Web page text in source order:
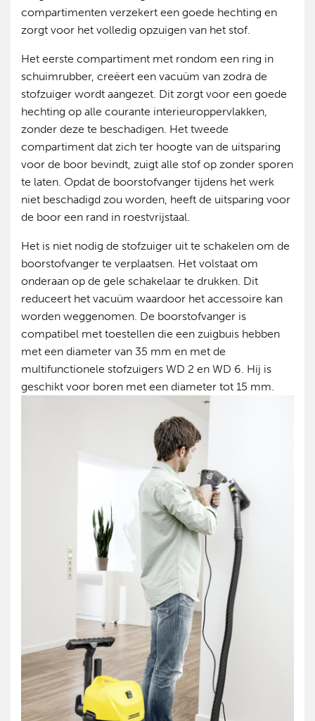
compartimenten verzekert een goede hechting en
zorgt voor het volledig opzuigen van het stof.
Het eerste compartiment met rondom een ring in
schuimrubber, creëert een vacuüm van zodra de
stofzuiger wordt aangezet. Dit zorgt voor een goede
hechting op alle courante interieuroppervlakken,
zonder deze te beschadigen. Het tweede
compartiment dat zich ter hoogte van de uitsparing
voor de boor bevindt, zuigt alle stof op zonder sporen
te laten. Opdat de boorstofvanger tijdens het werk
niet beschadigd zou worden, heeft de uitsparing voor
de boor een rand in roestvrijstaal.
Het is niet nodig de stofzuiger uit te schakelen om de
boorstofvanger te verplaatsen. Het volstaat om
onderaan op de gele schakelaar te drukken. Dit
reduceert het vacuüm waardoor het accessoire kan
worden weggenomen. De boorstofvanger is
compatibel met toestellen die een zuigbuis hebben
met een diameter van 35 mm en met de
multifunctionele stofzuigers WD 2 en WD 6. Hij is
geschikt voor boren met een diameter tot 15 mm.